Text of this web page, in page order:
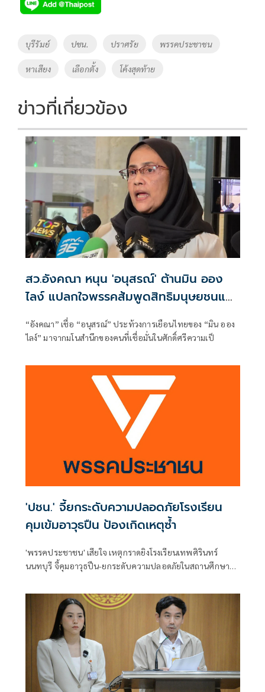
b
o
o
k
er y
Li
n
k
Tags
บุรีรัมย์ ปชน. ปราศรัย พรรคประชาชน
หาเสียง เลือกตั้ง โค้งสุดท้าย
ข่าวที่เกี่ยวข้อง
สว.อังคณา หนุน 'อนุสรณ์' ต้านมิน ออง
ไลง์ แปลกใจพรรคส้มพูดสิทธิมนุษยชนแต่
กลับเงียบ
“อังคณา” เชื่อ “อนุสรณ์” ประท้วงการเยือนไทยของ “มิน ออง
ไลง์” มาจากมโนสำนึกของคนที่เชื่อมั่นในศักดิ์ศรีความเป็
'ปชน.' จี้ยกระดับความปลอดภัยโรงเรียน
คุมเข้มอาวุธปืน ป้องเกิดเหตุซ้ำ
'พรรคประชาชน' เสียใจ เหตุกราดยิงโรงเรียนเทพศิรินทร์
นนทบุรี จี้คุมอาวุธปืน-ยกระดับความปลอดภัยในสถานศึกษา